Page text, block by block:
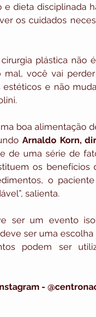
dieta disciplinada
os cuidados
plástica não
você vai
e não
boa alimentação
Arnaldo Korn,
de uma série de
os benefícios
o
salienta.
ser um evento
ser uma escolha
podem ser
-